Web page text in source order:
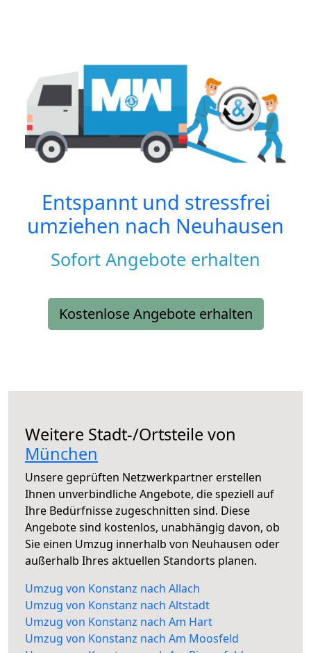
Entspannt und stressfrei
umziehen nach Neuhausen
Sofort Angebote erhalten
Kostenlose Angebote erhalten
Weitere Stadt-/Ortsteile von
München
Unsere geprüften Netzwerkpartner erstellen
Ihnen unverbindliche Angebote, die speziell auf
Ihre Bedürfnisse zugeschnitten sind. Diese
Angebote sind kostenlos, unabhängig davon, ob
Sie einen Umzug innerhalb von Neuhausen oder
außerhalb Ihres aktuellen Standorts planen.
Umzug von Konstanz nach Allach
Umzug von Konstanz nach Altstadt
Umzug von Konstanz nach Am Hart
Umzug von Konstanz nach Am Moosfeld